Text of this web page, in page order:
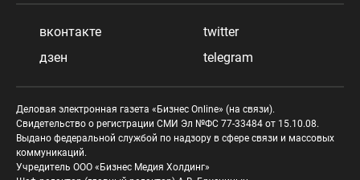
вконтакте
twitter
дзен
telegram
Деловая электронная газета «Бизнес Online» (на связи).
Свидетельство о регистрации СМИ Эл №ФС 77-33484 от 15.10.08.
Выдано федеральной службой по надзору в сфере связи и массовых
коммуникаций.
Учредитель ООО «Бизнес Медия Холдинг»